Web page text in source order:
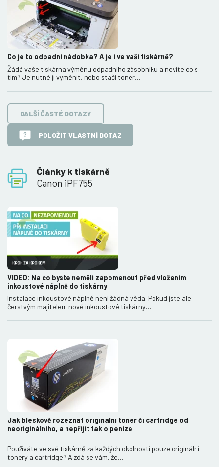
Články k tiskárně
Canon iPF755
Co je to odpadní nádobka? A je i ve vaši tiskárně?
Žádá vaše tiskárna výměnu odpadního zásobníku a nevíte co s
tím? Je nutné ji vyměnit, nebo stačí toner…
DALŠÍ ČASTÉ DOTAZY
POLOŽIT VLASTNÍ DOTAZ
VIDEO: Na co byste neměli zapomenout před vložením
inkoustové náplně do tiskárny
Instalace inkoustové náplně není žádná věda. Pokud jste ale
čerstvým majitelem nové inkoustové tiskárny…
Jak bleskově rozeznat originální toner či cartridge od
neoriginálního, a nepřijít tak o peníze
Používáte ve své tiskárně za každých okolností pouze originální
tonery a cartridge? A zdá se vám, že…